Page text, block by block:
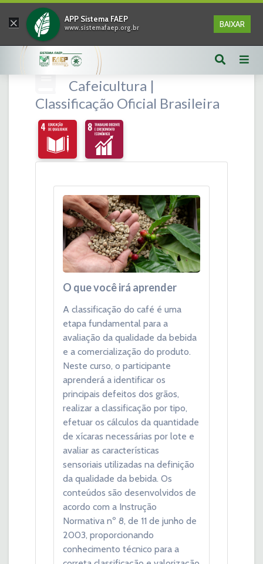
× APP Sistema FAEP
www.sistemafaep.org.br BAIXAR
Cafeicultura |
Classificação Oficial Brasileira
O que você irá aprender
A classificação do café é uma
etapa fundamental para a
avaliação da qualidade da bebida
e a comercialização do produto.
Neste curso, o participante
aprenderá a identificar os
principais defeitos dos grãos,
realizar a classificação por tipo,
efetuar os cálculos da quantidade
de xícaras necessárias por lote e
avaliar as características
sensoriais utilizadas na definição
da qualidade da bebida. Os
conteúdos são desenvolvidos de
acordo com a Instrução
Normativa nº 8, de 11 de junho de
2003, proporcionando
conhecimento técnico para a